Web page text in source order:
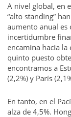
A nivel global, en
“alto standing”
aumento anual es
incertidumbre
encamina hacia
quinto puesto
encontramos a
(2,2%) y París
En tanto, en el
alza de 4,5%.